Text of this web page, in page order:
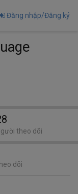
Đăng nhập/Đăng ký
dõi
theo dõi